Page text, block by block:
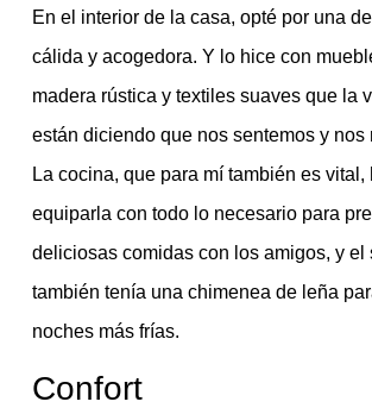
En el interior de la casa, opté por una
cálida y acogedora. Y lo hice con
madera rústica y textiles suaves que la
están diciendo que nos sentemos y nos
La cocina, que para mí también es vital,
equiparla con todo lo necesario para
deliciosas comidas con los amigos, y el
también tenía una chimenea de leña
noches más frías.
Confort